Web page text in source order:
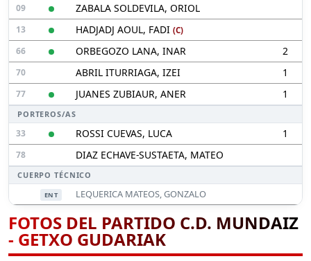
09 ZABALA SOLDEVILA, ORIOL
13 HADJADJ AOUL, FADI (C)
66 ORBEGOZO LANA, INAR 2
70 ABRIL ITURRIAGA, IZEI 1
77 JUANES ZUBIAUR, ANER 1
PORTEROS/AS
33 ROSSI CUEVAS, LUCA 1
78 DIAZ ECHAVE-SUSTAETA, MATEO
CUERPO TÉCNICO
ENT LEQUERICA MATEOS, GONZALO
FOTOS DEL PARTIDO C.D. MUNDAIZ
- GETXO GUDARIAK